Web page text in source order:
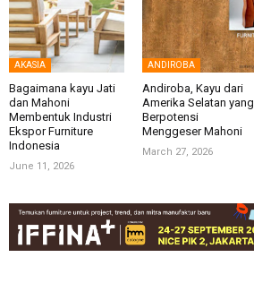
AKASIA
Bagaimana kayu Jati
dan Mahoni
Membentuk Industri
Ekspor Furniture
Indonesia
June 11, 2026
ANDIROBA
Andiroba, Kayu dari
Amerika Selatan yang
Berpotensi
Menggeser Mahoni
March 27, 2026